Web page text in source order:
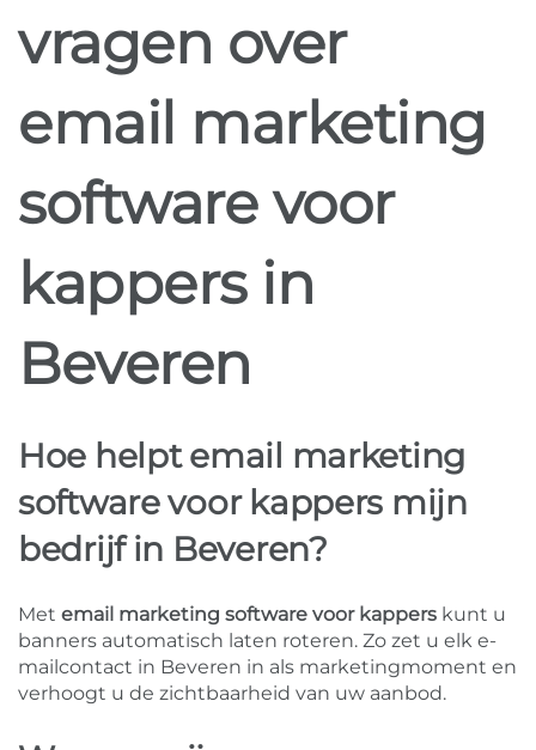
vragen over
email marketing
software voor
kappers in
Beveren
Hoe helpt email marketing
software voor kappers mijn
bedrijf in Beveren?
Met email marketing software voor kappers kunt u
banners automatisch laten roteren. Zo zet u elk e-
mailcontact in Beveren in als marketingmoment en
verhoogt u de zichtbaarheid van uw aanbod.